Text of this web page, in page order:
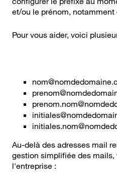
et/ou le prénom,
Pour vous aider, voici
Au-delà des adresses mail
gestion simplifiée des
l'entreprise :